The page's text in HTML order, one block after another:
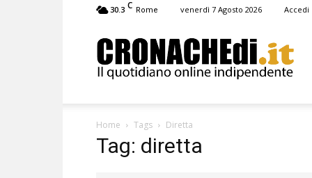
30.3 C Rome venerdì 7 Agosto 2026 Accedi
Home Tags Diretta
Tag: diretta